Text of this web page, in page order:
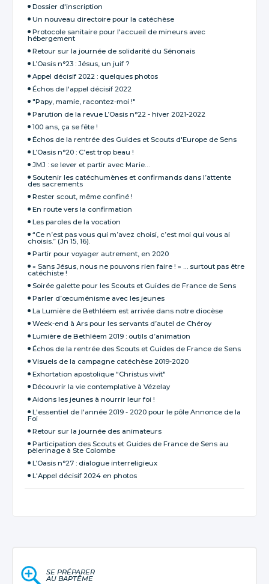
Dossier d'inscription
Un nouveau directoire pour la catéchèse
Protocole sanitaire pour l'accueil de mineurs avec
hébergement
Retour sur la journée de solidarité du Sénonais
L’Oasis n°23 : Jésus, un juif ?
Appel décisif 2022 : quelques photos
Échos de l'appel décisif 2022
"Papy, mamie, racontez-moi !"
Parution de la revue L’Oasis n°22 - hiver 2021-2022
100 ans, ça se fête !
Échos de la rentrée des Guides et Scouts d'Europe de Sens
L’Oasis n°20 : C’est trop beau !
JMJ : se lever et partir avec Marie…
Soutenir les catéchumènes et confirmands dans l’attente
des sacrements
Rester scout, même confiné !
En route vers la confirmation
Les paroles de la vocation
“Ce n’est pas vous qui m’avez choisi, c’est moi qui vous ai
choisis.” (Jn 15, 16).
Partir pour voyager autrement, en 2020
« Sans Jésus, nous ne pouvons rien faire ! » … surtout pas être
catéchiste !
Soirée galette pour les Scouts et Guides de France de Sens
Parler d’œcuménisme avec les jeunes
La Lumière de Bethléem est arrivée dans notre diocèse
Week-end à Ars pour les servants d’autel de Chéroy
Lumière de Bethléem 2019 : outils d’animation
Échos de la rentrée des Scouts et Guides de France de Sens
Visuels de la campagne catéchèse 2019-2020
Exhortation apostolique “Christus vivit"
Découvrir la vie contemplative à Vézelay
Aidons les jeunes à nourrir leur foi !
L'essentiel de l'année 2019 - 2020 pour le pôle Annonce de la
Foi
Retour sur la journée des animateurs
Participation des Scouts et Guides de France de Sens au
pèlerinage à Ste Colombe
L’Oasis n°27 : dialogue interreligieux
L'Appel décisif 2024 en photos
SE PRÉPARER
AU BAPTÊME